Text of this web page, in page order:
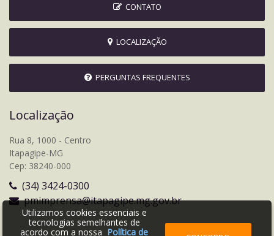
CONTATO
LOCALIZAÇÃO
PERGUNTAS FREQUENTES
Localização
Rua 8, 1000 - Centro
Itapagipe-MG
Cep: 38240-000
(34) 3424-0300
pmimprensa@itapagipe.mg.gov.br
Utilizamos cookies essenciais e
tecnologias semelhantes de
acordo com a nossa Política de